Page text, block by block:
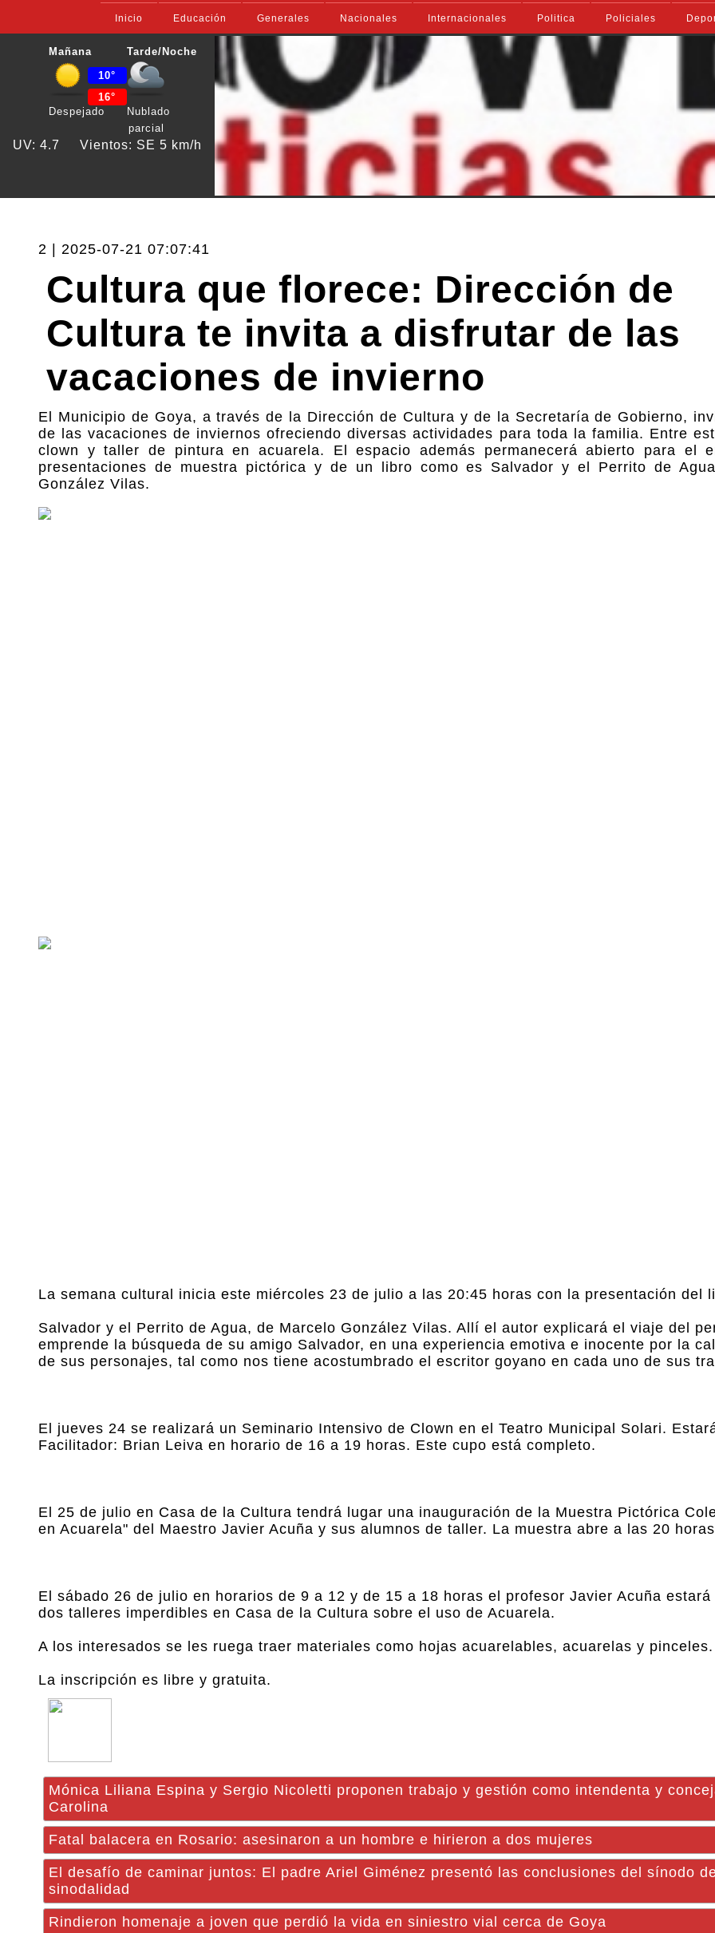
Inicio Educación Generales Nacionales Internacionales Politica Policiales
Mañana
Despejado
10°
16°
Tarde/Noche
Nublado
parcial
UV: 4.7 Vientos: SE 5 km/h
2 | 2025-07-21 07:07:41
Cultura que florece: Dirección de
Cultura te invita a disfrutar de las
vacaciones de invierno
El Municipio de Goya, a través de la Dirección de Cultura y de la Secretaría de Gobierno,
de las vacaciones de inviernos ofreciendo diversas actividades para toda la familia. Entre
clown y taller de pintura en acuarela. El espacio además permanecerá abierto para el
presentaciones de muestra pictórica y de un libro como es Salvador y el Perrito de
González Vilas.
La semana cultural inicia este miércoles 23 de julio a las 20:45 horas con la presentación del
Salvador y el Perrito de Agua, de Marcelo González Vilas. Allí el autor explicará el viaje del
emprende la búsqueda de su amigo Salvador, en una experiencia emotiva e inocente por la
de sus personajes, tal como nos tiene acostumbrado el escritor goyano en cada uno de sus
El jueves 24 se realizará un Seminario Intensivo de Clown en el Teatro Municipal Solari.
Facilitador: Brian Leiva en horario de 16 a 19 horas. Este cupo está completo.
El 25 de julio en Casa de la Cultura tendrá lugar una inauguración de la Muestra Pictórica
en Acuarela" del Maestro Javier Acuña y sus alumnos de taller. La muestra abre a las 20
El sábado 26 de julio en horarios de 9 a 12 y de 15 a 18 horas el profesor Javier Acuña estará
dos talleres imperdibles en Casa de la Cultura sobre el uso de Acuarela.
A los interesados se les ruega traer materiales como hojas acuarelables, acuarelas y pinceles.
La inscripción es libre y gratuita.
Mónica Liliana Espina y Sergio Nicoletti proponen trabajo y gestión como intendenta y
Carolina
Fatal balacera en Rosario: asesinaron a un hombre e hirieron a dos mujeres
El desafío de caminar juntos: El padre Ariel Giménez presentó las conclusiones del sínodo
sinodalidad
Rindieron homenaje a joven que perdió la vida en siniestro vial cerca de Goya